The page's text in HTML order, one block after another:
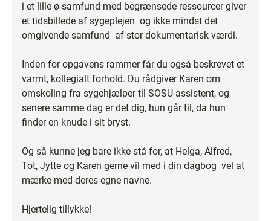
i et lille ø-samfund med begrænsede ressourcer giver
et tidsbillede af sygeplejen ­ og ikke mindst det
omgivende samfund ­ af stor dokumentarisk værdi.
Inden for opgavens rammer får du også beskrevet et
varmt, kollegialt forhold. Du rådgiver Karen om
omskoling fra sygehjælper til SOSU-assistent, og
senere samme dag er det dig, hun går til, da hun
finder en knude i sit bryst.
Og så kunne jeg bare ikke stå for, at Helga, Alfred,
Tot, Jytte og Karen gerne vil med i din dagbog ­ vel at
mærke med deres egne navne.
Hjertelig tillykke!